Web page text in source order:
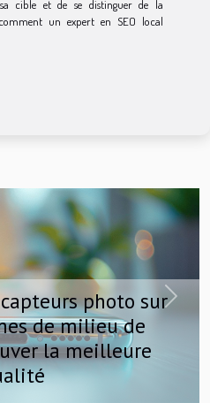
cible et de se distinguer de la
un expert en SEO local
photo sur
de milieu de
la meilleure
Next